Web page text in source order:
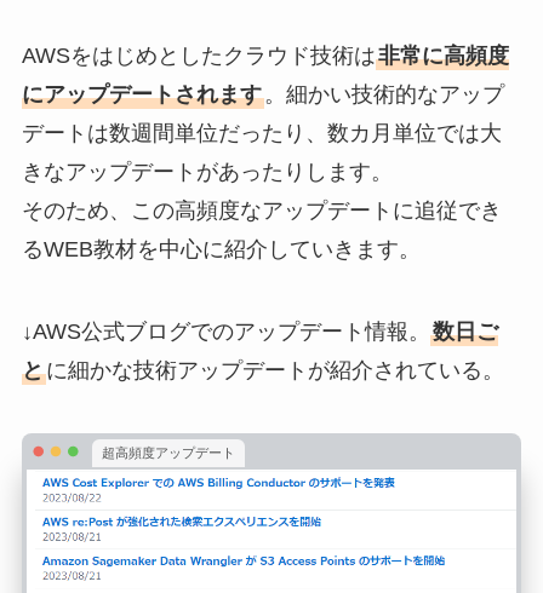
AWSをはじめとしたクラウド技術は非常に高頻度
にアップデートされます。細かい技術的なアップ
デートは数週間単位だったり、数カ月単位では大
きなアップデートがあったりします。
そのため、この高頻度なアップデートに追従でき
るWEB教材を中心に紹介していきます。
↓AWS公式ブログでのアップデート情報。 数日ご
とに細かな技術アップデートが紹介されている。
超高頻度アップデート